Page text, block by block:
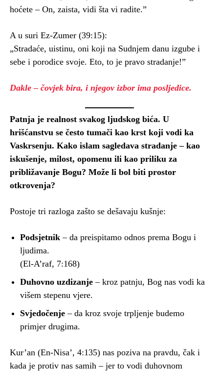
hoćete – On, zaista, vidi šta vi radite.”
A u suri Ez-Zumer (39:15):
„Stradaće, uistinu, oni koji na Sudnjem danu izgube i
sebe i porodice svoje. Eto, to je pravo stradanje!”
Dakle – čovjek bira, i njegov izbor ima posljedice.
Patnja je realnost svakog ljudskog bića. U
hrišćanstvu se često tumači kao krst koji vodi ka
Vaskrsenju. Kako islam sagledava stradanje – kao
iskušenje, milost, opomenu ili kao priliku za
približavanje Bogu? Može li bol biti prostor
otkrovenja?
Postoje tri razloga zašto se dešavaju kušnje:
Podsjetnik – da preispitamo odnos prema Bogu i
ljudima.
(El-A’raf, 7:168)
Duhovno uzdizanje – kroz patnju, Bog nas vodi ka
višem stepenu vjere.
Svjedočenje – da kroz svoje trpljenje budemo
primjer drugima.
Kur’an (En-Nisa’, 4:135) nas poziva na pravdu, čak i
kada je protiv nas samih – jer to vodi duhovnom